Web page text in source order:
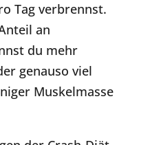
Tag verbrennst.
an
du mehr
genauso viel
Muskelmasse